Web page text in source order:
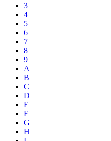
3
4
5
6
7
8
9
A
B
C
D
E
F
G
H